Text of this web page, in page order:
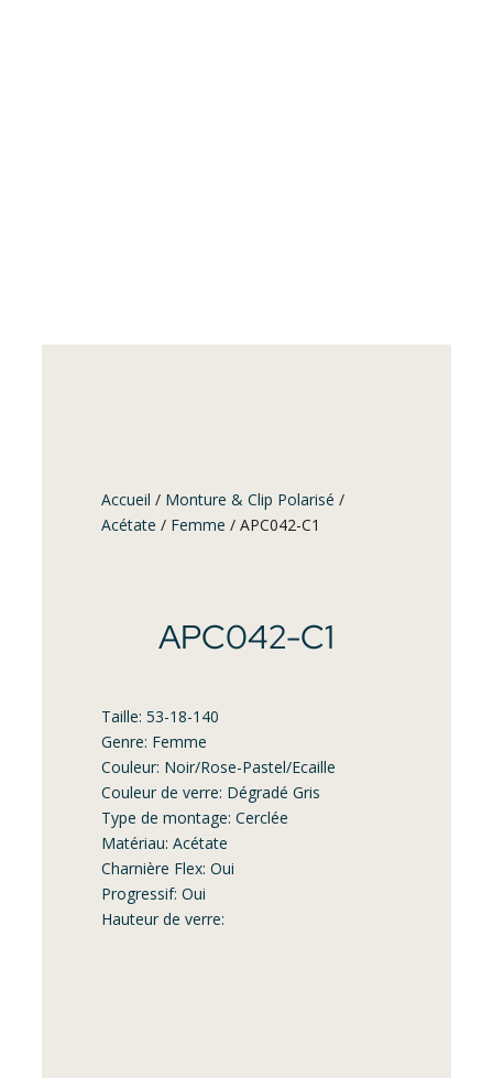
Accueil / Monture & Clip Polarisé /
Acétate / Femme / APC042-C1
APC042-C1
Taille: 53-18-140
Genre: Femme
Couleur: Noir/Rose-Pastel/Ecaille
Couleur de verre: Dégradé Gris
Type de montage: Cerclée
Matériau: Acétate
Charnière Flex: Oui
Progressif: Oui
Hauteur de verre: